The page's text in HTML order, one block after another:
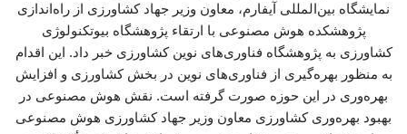
نمایشگاه بین‌المللی آیفارم، معاون وزیر جهاد کشاورزی از راه‌اندازی
پژوهشکده هوش مصنوعی با ارتقاء پژوهشگاه بیوتکنولوژی
کشاورزی به پژوهشگاه فناوری‌های نوین کشاورزی خبر داد. این اقدام
به منظور بهره‌گیری از فناوری‌های نوین در بخش کشاورزی و افزایش
بهره‌وری در این حوزه صورت گرفته است. نقش هوش مصنوعی در
بهبود بهره‌وری کشاورزی معاون وزیر جهاد کشاورزی هوش مصنوعی